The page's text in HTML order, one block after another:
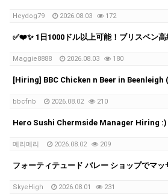
Heydog79 2026.08.03 172
Maggie8888 2026.08.03 180
bbcfnb 2026.08.02 210
Hero Sushi Chermside Manager Hiring :)
메리메리 2026.08.02 209
SkyeHigh 2026.08.01 231